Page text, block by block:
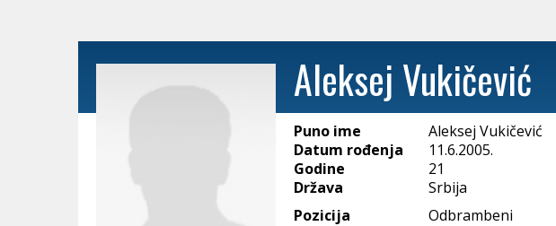
Aleksej Vukičević
Puno ime
Aleksej Vukičević
Datum rođenja
11.6.2005.
Godine
21
Država
Srbija
Pozicija
Odbrambeni